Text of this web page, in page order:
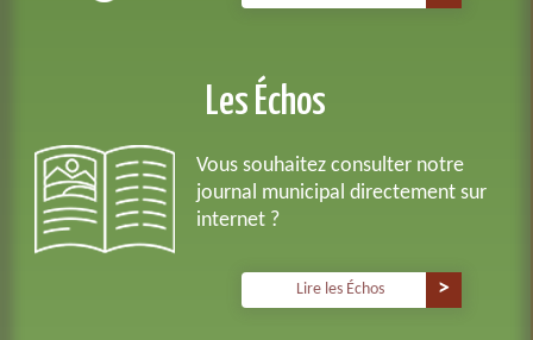
Les Échos
Vous souhaitez consulter notre
journal municipal directement sur
internet ?
Lire les Échos